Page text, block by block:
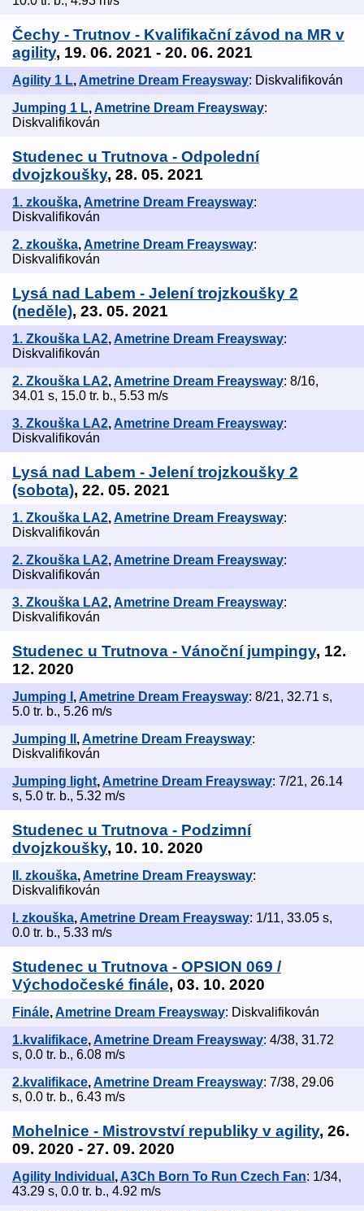
Čechy - Trutnov - Kvalifikační závod na MR v
agility, 19. 06. 2021 - 20. 06. 2021
Agility 1 L, Ametrine Dream Freaysway: Diskvalifikován
Jumping 1 L,Ametrine Dream Freaysway:
Diskvalifikován
Studenec u Trutnova - Odpolední
dvojzkoušky, 28. 05. 2021
1. zkouška, Ametrine Dream Freaysway:
Diskvalifikován
2. zkouška,Ametrine Dream Freaysway:
Diskvalifikován
Lysá nad Labem - Jelení trojzkoušky 2
(neděle), 23. 05. 2021
1. Zkouška LA2, Ametrine Dream Freaysway:
Diskvalifikován
2. Zkouška LA2,Ametrine Dream Freaysway: 8/16,
34.01 s, 15.0 tr. b., 5.53 m/s
3. Zkouška LA2, Ametrine Dream Freaysway:
Diskvalifikován
Lysá nad Labem - Jelení trojzkoušky 2
(sobota), 22. 05. 2021
1. Zkouška LA2,Ametrine Dream Freaysway:
Diskvalifikován
2. Zkouška LA2, Ametrine Dream Freaysway:
Diskvalifikován
3. Zkouška LA2,Ametrine Dream Freaysway:
Diskvalifikován
Studenec u Trutnova - Vánoční jumpingy, 12.
12. 2020
Jumping I , Ametrine Dream Freaysway: 8/21, 32.71 s,
5.0 tr. b., 5.26 m/s
Jumping II ,Ametrine Dream Freaysway:
Diskvalifikován
Jumping light, Ametrine Dream Freaysway: 7/21, 26.14
s, 5.0 tr. b., 5.32 m/s
Studenec u Trutnova - Podzimní
dvojzkoušky, 10. 10. 2020
II. zkouška,Ametrine Dream Freaysway:
Diskvalifikován
I. zkouška, Ametrine Dream Freaysway: 1/11, 33.05 s,
0.0 tr. b., 5.33 m/s
Studenec u Trutnova - OPSION 069 /
Východočeské finále, 03. 10. 2020
Finále,Ametrine Dream Freaysway: Diskvalifikován
1.kvalifikace, Ametrine Dream Freaysway: 4/38, 31.72
s, 0.0 tr. b., 6.08 m/s
2.kvalifikace,Ametrine Dream Freaysway: 7/38, 29.06
s, 0.0 tr. b., 6.43 m/s
Mohelnice - Mistrovství republiky v agility, 26.
09. 2020 - 27. 09. 2020
Agility Individual , A3Ch Born To Run Czech Fan: 1/34,
43.29 s, 0.0 tr. b., 4.92 m/s